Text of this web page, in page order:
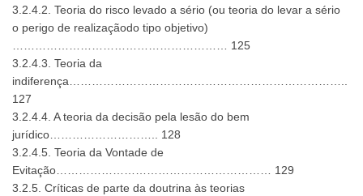
3.2.4.2. Teoria do risco levado a sério (ou teoria do levar a sério
o perigo de realizaçãodo tipo objetivo)
………………………………………………… 125
3.2.4.3. Teoria da
indiferença………………………………………………………………..
127
3.2.4.4. A teoria da decisão pela lesão do bem
jurídico……………………….. 128
3.2.4.5. Teoria da Vontade de
Evitação………………………………………………… 129
3.2.5. Críticas de parte da doutrina às teorias